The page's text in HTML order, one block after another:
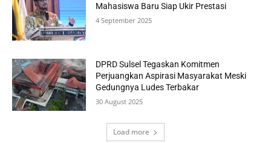
Mahasiswa Baru Siap Ukir Prestasi
4 September 2025
DPRD Sulsel Tegaskan Komitmen
Perjuangkan Aspirasi Masyarakat Meski
Gedungnya Ludes Terbakar
30 August 2025
Load more